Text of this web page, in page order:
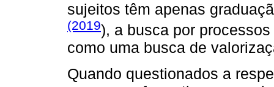
sujeitos têm apenas
(2019), a busca por
como uma busca de
Quando questionados a